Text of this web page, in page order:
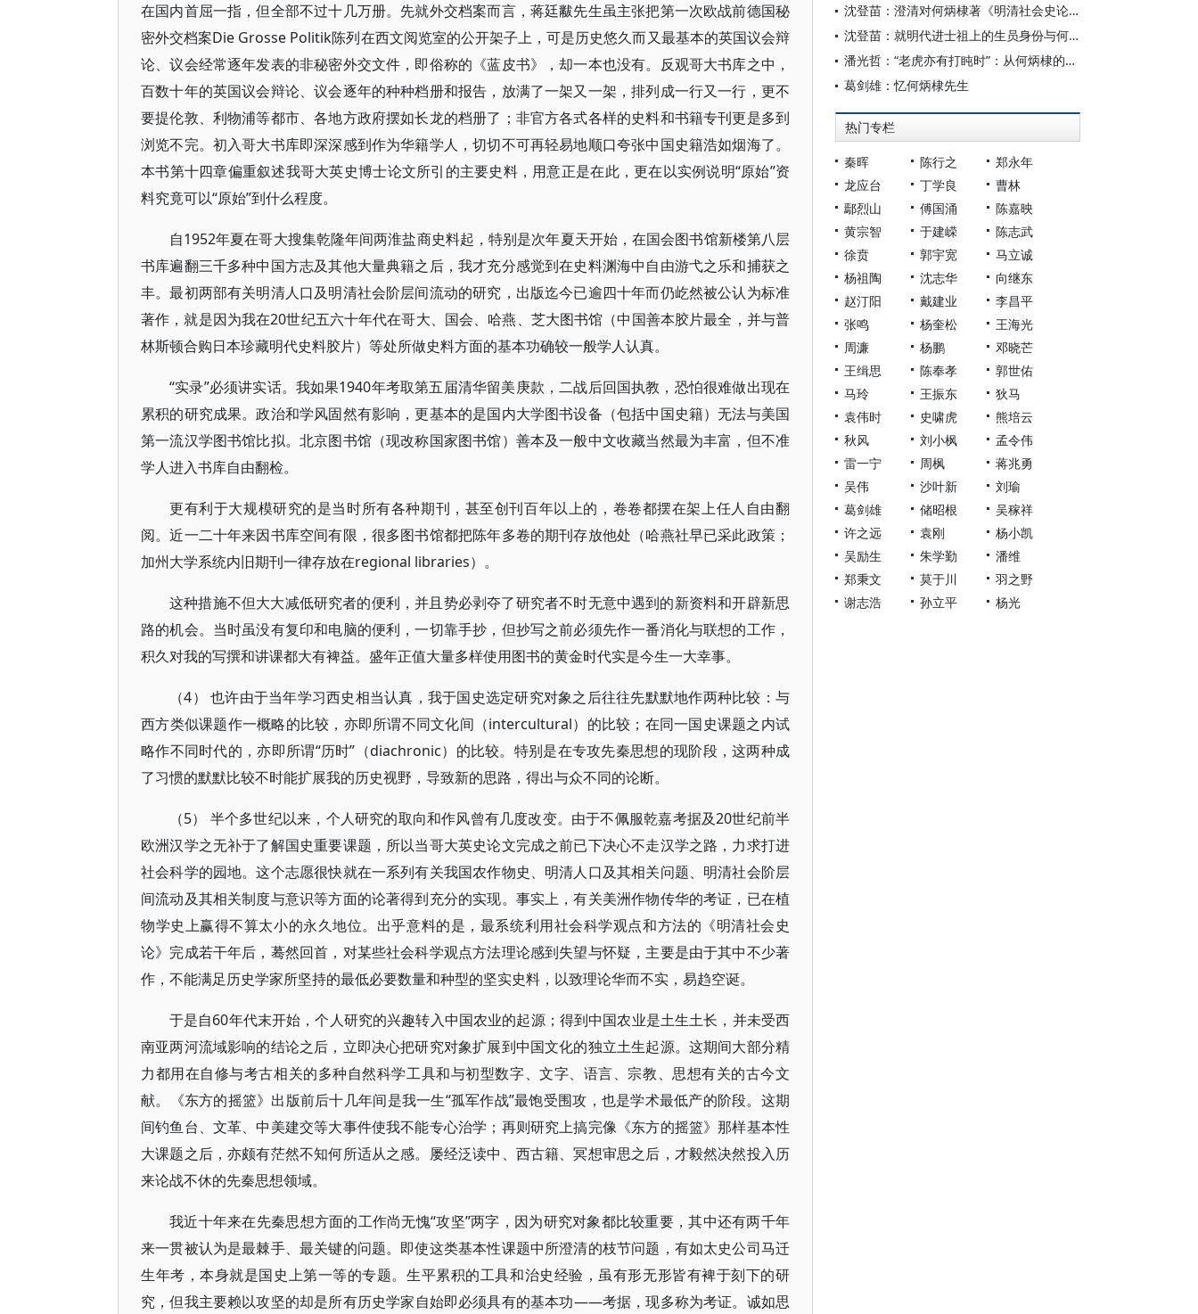
在国内首屈一指，但全部不过十几万册。先就外交档案而言，蒋廷黻先生虽主张把第一次欧战前德国秘
密外交档案Die Grosse Politik陈列在西文阅览室的公开架子上，可是历史悠久而又最基本的英国议会辩
论、议会经常逐年发表的非秘密外交文件，即俗称的《蓝皮书》，却一本也没有。反观哥大书库之中，
百数十年的英国议会辩论、议会逐年的种种档册和报告，放满了一架又一架，排列成一行又一行，更不
要提伦敦、利物浦等都市、各地方政府摆如长龙的档册了；非官方各式各样的史料和书籍专刊更是多到
浏览不完。初入哥大书库即深深感到作为华籍学人，切切不可再轻易地顺口夸张中国史籍浩如烟海了。
本书第十四章偏重叙述我哥大英史博士论文所引的主要史料，用意正是在此，更在以实例说明“原始”资
料究竟可以“原始”到什么程度。
自1952年夏在哥大搜集乾隆年间两淮盐商史料起，特别是次年夏天开始，在国会图书馆新楼第八层
书库遍翻三千多种中国方志及其他大量典籍之后，我才充分感觉到在史料渊海中自由游弋之乐和捕获之
丰。最初两部有关明清人口及明清社会阶层间流动的研究，出版迄今已逾四十年而仍屹然被公认为标准
著作，就是因为我在20世纪五六十年代在哥大、国会、哈燕、芝大图书馆（中国善本胶片最全，并与普
林斯顿合购日本珍藏明代史料胶片）等处所做史料方面的基本功确较一般学人认真。
“实录”必须讲实话。我如果1940年考取第五届清华留美庚款，二战后回国执教，恐怕很难做出现在
累积的研究成果。政治和学风固然有影响，更基本的是国内大学图书设备（包括中国史籍）无法与美国
第一流汉学图书馆比拟。北京图书馆（现改称国家图书馆）善本及一般中文收藏当然最为丰富，但不准
学人进入书库自由翻检。
更有利于大规模研究的是当时所有各种期刊，甚至创刊百年以上的，卷卷都摆在架上任人自由翻
阅。近一二十年来因书库空间有限，很多图书馆都把陈年多卷的期刊存放他处（哈燕社早已采此政策；
加州大学系统内旧期刊一律存放在regional libraries）。
这种措施不但大大减低研究者的便利，并且势必剥夺了研究者不时无意中遇到的新资料和开辟新思
路的机会。当时虽没有复印和电脑的便利，一切靠手抄，但抄写之前必须先作一番消化与联想的工作，
积久对我的写撰和讲课都大有裨益。盛年正值大量多样使用图书的黄金时代实是今生一大幸事。
（4） 也许由于当年学习西史相当认真，我于国史选定研究对象之后往往先默默地作两种比较：与
西方类似课题作一概略的比较，亦即所谓不同文化间（intercultural）的比较；在同一国史课题之内试
略作不同时代的，亦即所谓“历时”（diachronic）的比较。特别是在专攻先秦思想的现阶段，这两种成
了习惯的默默比较不时能扩展我的历史视野，导致新的思路，得出与众不同的论断。
（5） 半个多世纪以来，个人研究的取向和作风曾有几度改变。由于不佩服乾嘉考据及20世纪前半
欧洲汉学之无补于了解国史重要课题，所以当哥大英史论文完成之前已下决心不走汉学之路，力求打进
社会科学的园地。这个志愿很快就在一系列有关我国农作物史、明清人口及其相关问题、明清社会阶层
间流动及其相关制度与意识等方面的论著得到充分的实现。事实上，有关美洲作物传华的考证，已在植
物学史上赢得不算太小的永久地位。出乎意料的是，最系统利用社会科学观点和方法的《明清社会史
论》完成若干年后，蓦然回首，对某些社会科学观点方法理论感到失望与怀疑，主要是由于其中不少著
作，不能满足历史学家所坚持的最低必要数量和种型的坚实史料，以致理论华而不实，易趋空诞。
于是自60年代末开始，个人研究的兴趣转入中国农业的起源；得到中国农业是土生土长，并未受西
南亚两河流域影响的结论之后，立即决心把研究对象扩展到中国文化的独立土生起源。这期间大部分精
力都用在自修与考古相关的多种自然科学工具和与初型数字、文字、语言、宗教、思想有关的古今文
献。《东方的摇篮》出版前后十几年间是我一生“孤军作战”最饱受围攻，也是学术最低产的阶段。这期
间钓鱼台、文革、中美建交等大事件使我不能专心治学；再则研究上搞完像《东方的摇篮》那样基本性
大课题之后，亦颇有茫然不知何所适从之感。屡经泛读中、西古籍、冥想审思之后，才毅然决然投入历
来论战不休的先秦思想领域。
我近十年来在先秦思想方面的工作尚无愧“攻坚”两字，因为研究对象都比较重要，其中还有两千年
来一贯被认为是最棘手、最关键的问题。即使这类基本性课题中所澄清的枝节问题，有如太史公司马迁
生年考，本身就是国史上第一等的专题。生平累积的工具和治史经验，虽有形无形皆有裨于刻下的研
究，但我主要赖以攻坚的却是所有历史学家自始即必须具有的基本功——考据，现多称为考证。诚如思
沈登苗：澄清对何炳棣著《明清社会史论》的评价
沈登苗：就明代进士祖上的生员身份与何炳棣再商榷
潘光哲：“老虎亦有打盹时”：从何炳棣的故事说起
葛剑雄：忆何炳棣先生
热门专栏
秦晖 陈行之
郑永年
龙应台
丁学良
曹林
鄢烈山
傅国涌
陈嘉映
黄宗智
于建嵘
陈志武
徐贲
郭宇宽
马立诚
杨祖陶
沈志华
向继东
赵汀阳
戴建业
李昌平
张鸣
杨奎松
王海光
周濂
杨鹏
邓晓芒
王缉思
陈奉孝
郭世佑
马玲
王振东
狄马
袁伟时
史啸虎
熊培云
秋风
刘小枫
孟令伟
雷一宁
周枫
蒋兆勇
吴伟
沙叶新
刘瑜
葛剑雄
储昭根
吴稼祥
许之远
袁刚
杨小凯
吴励生
朱学勤
潘维
郑秉文
莫于川
羽之野
谢志浩
孙立平 杨光